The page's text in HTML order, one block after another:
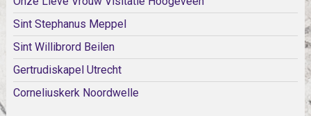
Sint Stephanus Meppel
Sint Willibrord Beilen
Gertrudiskapel Utrecht
Corneliuskerk Noordwelle